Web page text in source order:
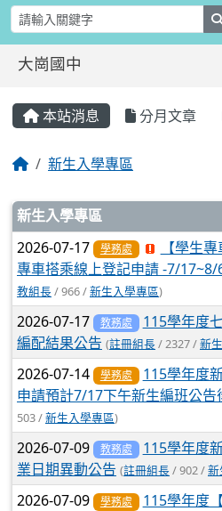
大崗國中
本站消息 分月文章
新生入學專區
文章列表
新生入學專區
2026-07-17 學務處
【學生
專車搭乘線上登記申請 -7/17~8/
教組長/ 966 /新生入學專區)
2026-07-17 教務處
115學年度
編配結果公告 (註冊組長/ 2327 /新
2026-07-14 學務處
115學年度
申請預計7/17下午新生編班公告
503 /新生入學專區)
2026-07-09 教務處
115學年度
業日期異動公告 (註冊組長/ 902 /新
2026-07-09 學務處
115學年度